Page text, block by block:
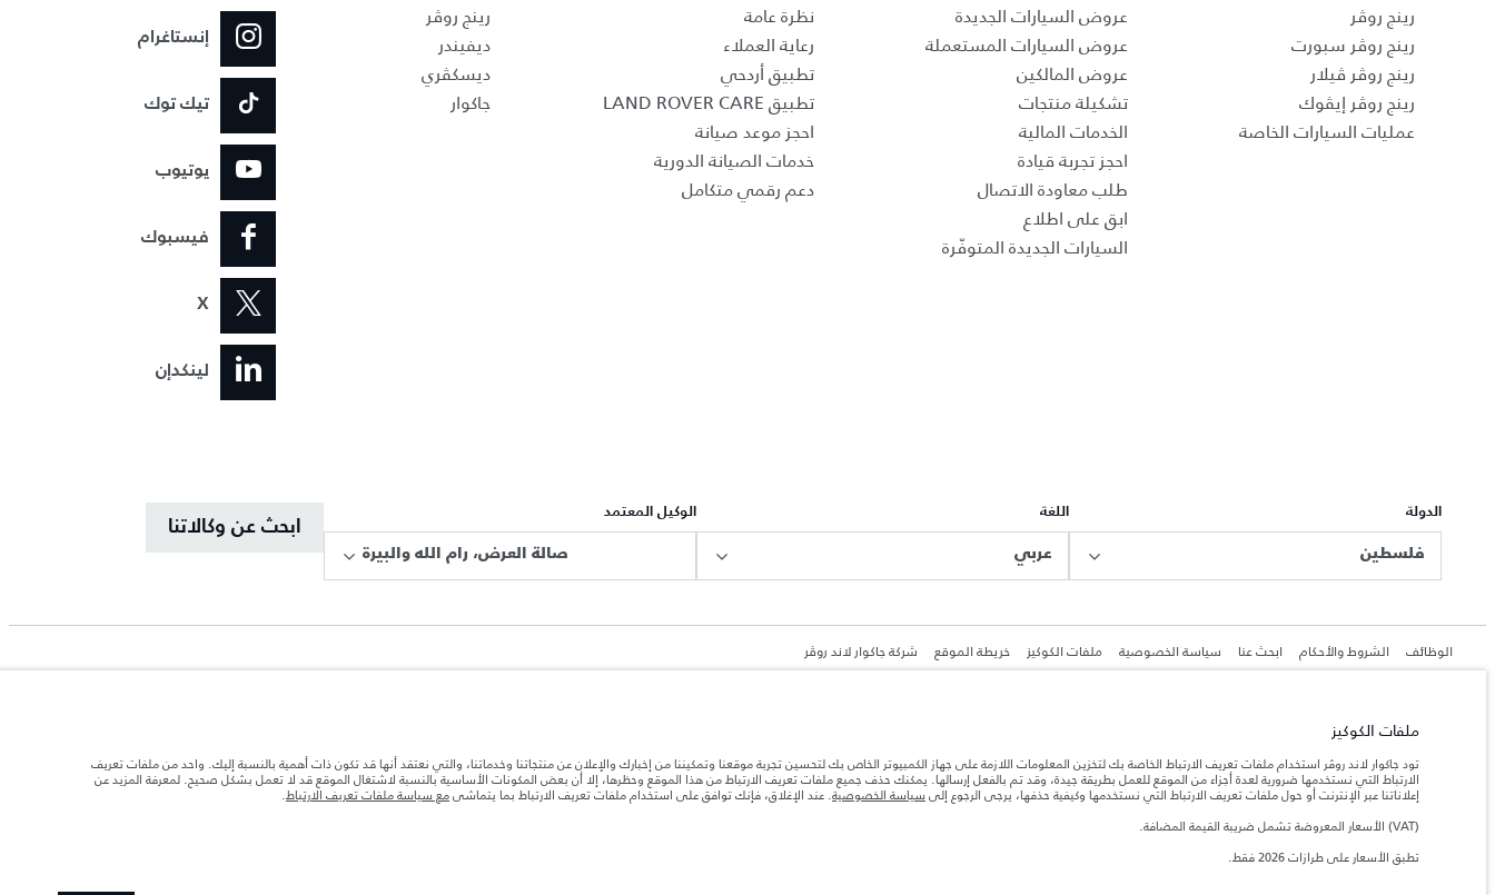
رينج روڤر
رينج روڤر سبورت
رينج روڤر ڤيلار
رينج روڤر إيڤوك
عمليات السيارات الخاصة
عروض السيارات الجديدة
عروض السيارات المستعملة
عروض المالكين
تشكيلة منتجات
الخدمات المالية
احجز تجربة قيادة
طلب معاودة الاتصال
ابق على اطلاع
السيارات الجديدة المتوفّرة
نظرة عامة
رعاية العملاء
تطبيق أردحي
تطبيق LAND ROVER CARE
احجز موعد صيانة
خدمات الصيانة الدورية
دعم رقمي متكامل
رينج روڤر
ديفيندر
ديسكڤري
جاكوار
إنستاغرام
تيك توك
يوتيوب
فيسبوك
X
لينكدإن
الدولة
فلسطين
اللغة
عربي
الوكيل المعتمد
صالة العرض، رام الله والبيرة
ابحث عن وكالاتنا
الوظائف الشروط والأحكام ابحث عنا سياسة الخصوصية ملفات الكوكيز خريطة الموقع شركة جاكوار لاند روڤر
جاكوار لاند روڨر المحدودة: 2026
فلسطين, شركة ريتز موترز المحدودة
المعلومات والمواصفات والأسعار والألوان المذكورة على هذا الموقع قد تختلف من بلد إلى آخر، كما أنّها قد تتغير بدون إشعار مسبق. الرجاء التواصل مع وكيلنا المحلي للتأكد من توفّرها والتحقق من الأسعار.
إن النقص العالمي في أشباه الموصلات يؤثر حاليًا في مواصفات تصميم السيارات وتوفر الخيارات وتوقيتات التصاميم. هذا ظرف ديناميكي للغاية، ونتيجة لذلك، قد لا تمثّل الصور المستخدَمة ضمن موقع الويب حاليًا المواصفات الحالية بالكامل بالنسبة إلى الميزات
ملفات الكوكيز
تود جاكوار لاند روڤر استخدام ملفات تعريف الارتباط الخاصة بك لتخزين المعلومات اللازمة على جهاز الكمبيوتر الخاص بك لتحسين تجربة موقعنا وتمكيننا من إخبارك والإعلان عن منتجاتنا وخدماتنا، والتي نعتقد أنها قد تكون ذات أهمية بالنسبة إليك. واحد من ملفات تعريف
الارتباط التي نستخدمها ضرورية لعدة أجزاء من الموقع للعمل بطريقة جيدة، وقد تم بالفعل إرسالها. يمكنك حذف جميع ملفات تعريف الارتباط من هذا الموقع وحظرها، إلا أن بعض المكونات الأساسية بالنسبة لاشتغال الموقع قد لا تعمل بشكل صحيح. لمعرفة المزيد عن
إعلاناتنا عبر الإنترنت أو حول ملفات تعريف الارتباط التي نستخدمها وكيفية حذفها، يرجى الرجوع إلى سياسة الخصوصية. عند الإغلاق، فإنك توافق على استخدام ملفات تعريف الارتباط بما يتماشىمع سياسة ملفات تعريف الارتباط.
(VAT) الأسعار المعروضة تشمل ضريبة القيمة المضافة.
تطبق الأسعار على طرازات 2026 فقط.